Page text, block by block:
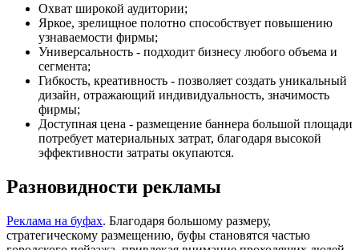
Охват широкой аудитории;
Яркое, зрелищное полотно способствует повышению
узнаваемости фирмы;
Универсальность - подходит бизнесу любого объема и
сегмента;
Гибкость, креативность - позволяет создать уникальный
дизайн, отражающий индивидуальность, значимость
фирмы;
Доступная цена - размещение баннера большой площади
потребует материальных затрат, благодаря высокой
эффективности затраты окупаются.
Разновидности рекламы
Реклама на буфах. Благодаря большому размеру,
стратегическому размещению, буфы становятся частью